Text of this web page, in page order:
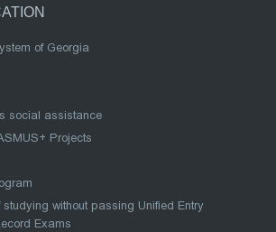
of Georgia
social assistance
Projects
studying without passing Unified Entry
Exams